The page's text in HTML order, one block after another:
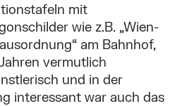
mit
wie z.B. „Wien-
am Bahnhof,
vermutlich
und in der
interessant war auch das